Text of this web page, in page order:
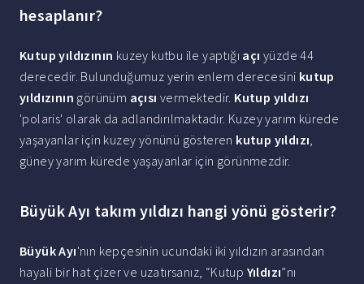
hesaplanır?
Kutup yıldızının kuzey kutbu ile yaptığı açı yüzde 44
derecedir. Bulunduğumuz yerin enlem derecesini kutup
yıldızının görünüm açısı vermektedir. Kutup yıldızı
'polaris' olarak da adlandırılmaktadır. Kuzey yarım kürede
yaşayanlar için kuzey yönünü gösteren kutup yıldızı,
güney yarım kürede yaşayanlar için görünmezdir.
Büyük Ayı takım yıldızı hangi yönü gösterir?
Büyük Ayı'nın kepçesinin ucundaki iki yıldızın arasından
hayali bir hat çizer ve uzatırsanız, “Kutup Yıldızı”nı